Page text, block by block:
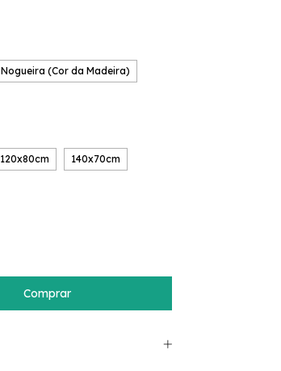
Nogueira (Cor da Madeira)
120x80cm 140x70cm